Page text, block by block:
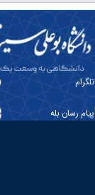
تلگرام
پیام رسان بله